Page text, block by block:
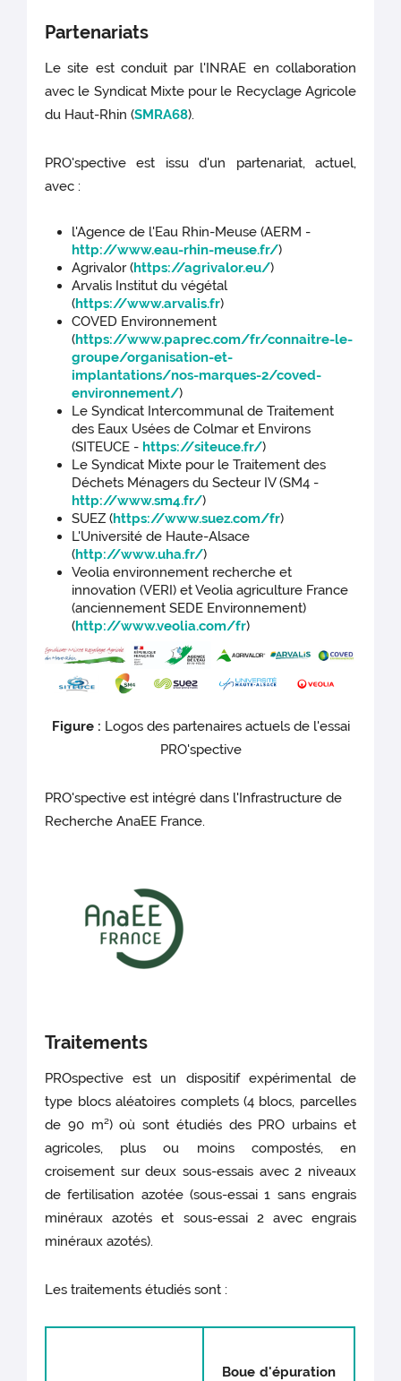
Partenariats
Le site est conduit par l'INRAE en collaboration
avec le Syndicat Mixte pour le Recyclage Agricole
du Haut-Rhin (SMRA68).
PRO'spective est issu d'un partenariat, actuel,
avec :
l'Agence de l'Eau Rhin-Meuse (AERM -
http://www.eau-rhin-meuse.fr/)
Agrivalor (https://agrivalor.eu/)
Arvalis Institut du végétal
(https://www.arvalis.fr)
COVED Environnement
(https://www.paprec.com/fr/connaitre-le-
groupe/organisation-et-
implantations/nos-marques-2/coved-
environnement/)
Le Syndicat Intercommunal de Traitement
des Eaux Usées de Colmar et Environs
(SITEUCE - https://siteuce.fr/)
Le Syndicat Mixte pour le Traitement des
Déchets Ménagers du Secteur IV (SM4 -
http://www.sm4.fr/)
SUEZ (https://www.suez.com/fr)
L'Université de Haute-Alsace
(http://www.uha.fr/)
Veolia environnement recherche et
innovation (VERI) et Veolia agriculture France
(anciennement SEDE Environnement)
(http://www.veolia.com/fr)
Figure : Logos des partenaires actuels de l'essai
PRO'spective
PRO'spective est intégré dans l'Infrastructure de
Recherche AnaEE France.
Traitements
PROspective est un dispositif expérimental de
type blocs aléatoires complets (4 blocs, parcelles
de 90 m²) où sont étudiés des PRO urbains et
agricoles, plus ou moins compostés, en
croisement sur deux sous-essais avec 2 niveaux
de fertilisation azotée (sous-essai 1 sans engrais
minéraux azotés et sous-essai 2 avec engrais
minéraux azotés).
Les traitements étudiés sont :
Boue d'épuration